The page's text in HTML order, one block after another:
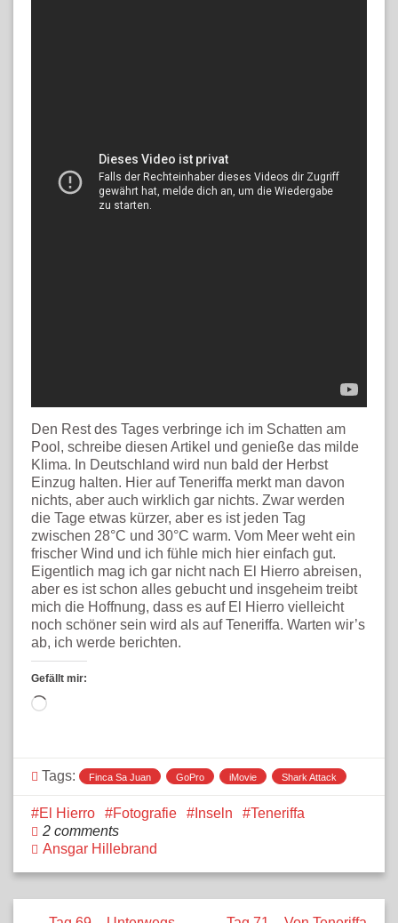
Den Rest des Tages verbringe ich im Schatten am
Pool, schreibe diesen Artikel und genieße das milde
Klima. In Deutschland wird nun bald der Herbst
Einzug halten. Hier auf Teneriffa merkt man davon
nichts, aber auch wirklich gar nichts. Zwar werden
die Tage etwas kürzer, aber es ist jeden Tag
zwischen 28°C und 30°C warm. Vom Meer weht ein
frischer Wind und ich fühle mich hier einfach gut.
Eigentlich mag ich gar nicht nach El Hierro abreisen,
aber es ist schon alles gebucht und insgeheim treibt
mich die Hoffnung, dass es auf El Hierro vielleicht
noch schöner sein wird als auf Teneriffa. Warten wir’s
ab, ich werde berichten.
Gefällt mir:
Wird
Tags: Finca Sa Juan GoPro iMovie Shark Attack
El Hierro Fotografie Inseln
Teneriffa
2 comments
Ansgar Hillebrand